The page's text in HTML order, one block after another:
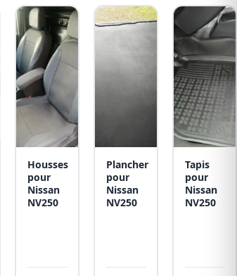
Housses
pour
Nissan
NV250
Plancher
pour
Nissan
NV250
Tapis
pour
Nissan
NV250